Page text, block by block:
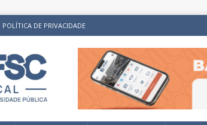
POLÍTICA DE PRIVACIDADE